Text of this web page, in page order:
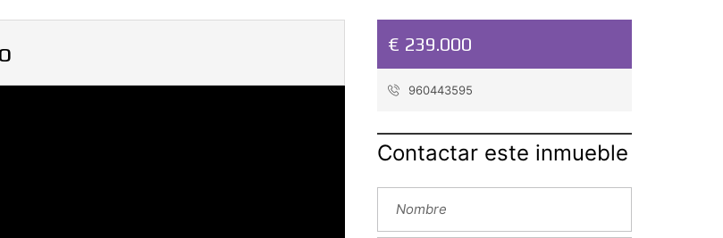
€ 239.000
960443595
Contactar este inmueble